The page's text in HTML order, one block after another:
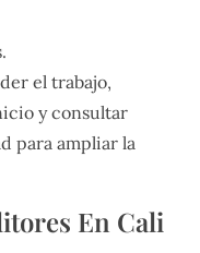
el trabajo,
y consultar
para ampliar la
En Cali